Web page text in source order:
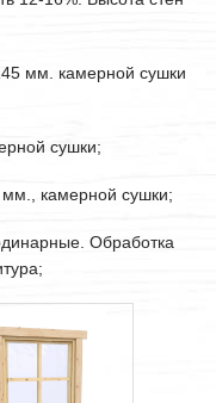
мм. камерной сушки
сушки;
камерной сушки;
Обработка